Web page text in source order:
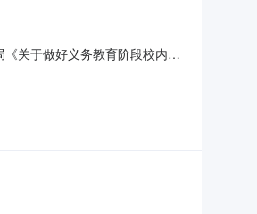
关于做好义务教育阶段校内课